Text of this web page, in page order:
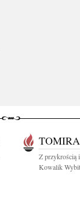
Z przykrością
Kowalik